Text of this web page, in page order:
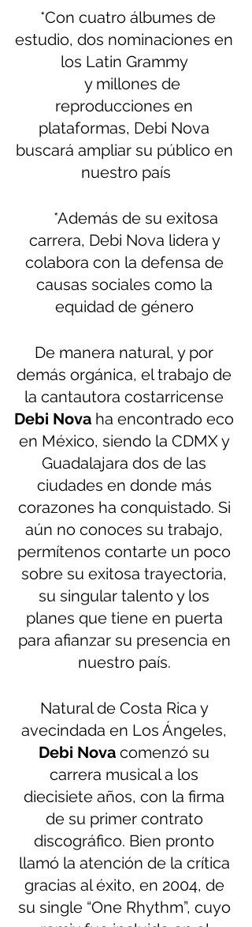
estudio, dos nominaciones en
los Latin Grammy
reproducciones en
plataformas, Debi Nova
buscará ampliar su público en
nuestro país
carrera, Debi Nova lidera y
colabora con la defensa de
causas sociales como la
equidad de género
De manera natural, y por
demás orgánica, el trabajo de
la cantautora costarricense
Debi Nova ha encontrado eco
en México, siendo la CDMX y
Guadalajara dos de las
ciudades en donde más
corazones ha conquistado. Si
aún no conoces su trabajo,
permítenos contarte un poco
sobre su exitosa trayectoria,
su singular talento y los
planes que tiene en puerta
para afianzar su presencia en
nuestro país.
Natural de Costa Rica y
avecindada en Los Ángeles,
Debi Nova comenzó su
carrera musical a los
diecisiete años, con la firma
de su primer contrato
discográfico. Bien pronto
llamó la atención de la crítica
gracias al éxito, en 2004, de
su single “One Rhythm”, cuyo